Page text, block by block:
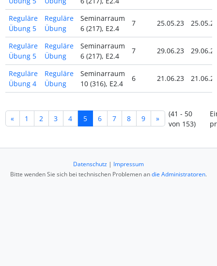
Reguläre
Übung 5
Reguläre
Übung
Seminarraum
6 (217), E2.4
7 25.05.23
Reguläre
Übung 5
Reguläre
Übung
Seminarraum
6 (217), E2.4
7 29.06.23
Reguläre
Übung 4
Reguläre
Übung
Seminarraum
10 (316), E2.4
6 21.06.23
« 1 2 3 4 5 6 7 8 9 »
(41 - 50
von 153)
Datenschutz | Impressum
Bitte wenden Sie sich bei technischen Problemen andie Administratoren.